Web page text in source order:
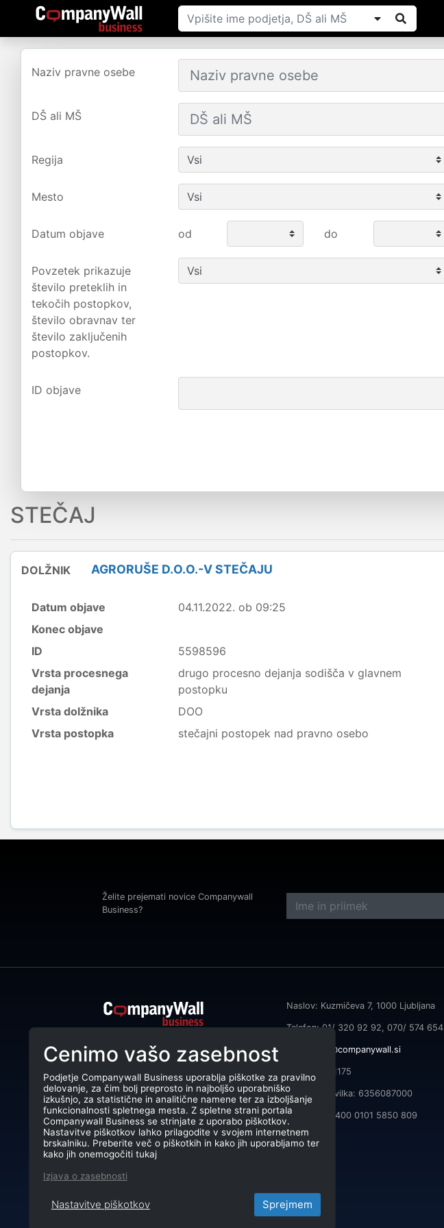
Naziv pravne osebe
DŠ ali MŠ
Regija
Mesto
Datum objave od do
Povzetek prikazuje
število preteklih in
tekočih postopkov,
število obravnav ter
število zaključenih
postopkov.
ID objave
STEČAJ
DOLŽNIK AGRORUŠE D.O.O.-V STEČAJU
Datum objave
04.11.2022. ob 09:25
Konec objave
ID
5598596
Vrsta procesnega
dejanja
drugo procesno dejanja sodišča v glavnem
postopku
Vrsta dolžnika
DOO
Vrsta postopka
stečajni postopek nad pravno osebo
Želite prejemati novice Companywall
Business?
podjetjem pomaga izboljšati
poslovanje z iskanjem in povezovanjem
strank.
CompanyWall Business © 2026
Naslov: Kuzmičeva 7, 1000 Ljubljana
Telefon: 01/ 320 92 92, 070/ 574 654
info@companywall.si
DŠ: SI55591175
Matična številka: 6356087000
TRR: SI56 3400 0101 5850 809
Cenimo vašo zasebnost
Podjetje Companywall Business uporablja piškotke za pravilno
delovanje, za čim bolj preprosto in najboljšo uporabniško
izkušnjo, za statistične in analitične namene ter za izboljšanje
funkcionalnosti spletnega mesta. Z spletne strani portala
Companywall Business se strinjate z uporabo piškotkov.
Nastavitve piškotkov lahko prilagodite v svojem internetnem
brskalniku. Preberite več o piškotkih in kako jih uporabljamo ter
kako jih onemogočiti tukaj
Izjava o zasebnosti
Nastavitve piškotkov Sprejmem